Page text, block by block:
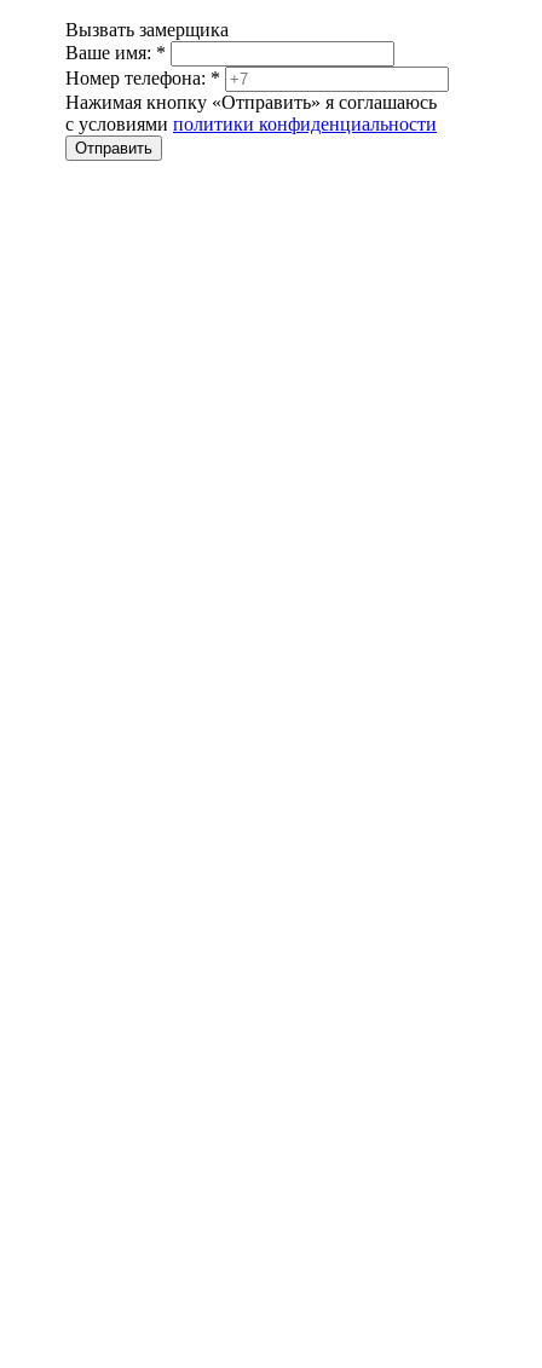
Вызвать замерщика
Ваше имя: *
Номер телефона: *
Нажимая кнопку «Отправить» я соглашаюсь
с условиями политики конфиденциальности
Отправить